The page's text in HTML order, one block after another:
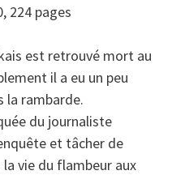
224 pages
est retrouvé mort au
il a eu un peu
la rambarde.
du journaliste
et tâcher de
vie du flambeur aux